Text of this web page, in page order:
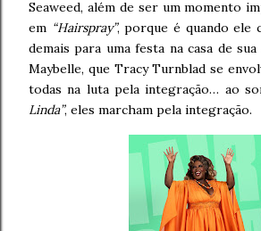
Seaweed, além de ser um momento
em “Hairspray”, porque é quando ele
demais para uma festa na casa de
Maybelle, que Tracy Turnblad se
todas na luta pela integração… ao
Linda”, eles marcham pela integração.